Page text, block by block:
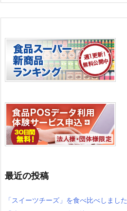
最近の投稿
「スイーツチーズ」を食べ比べしました